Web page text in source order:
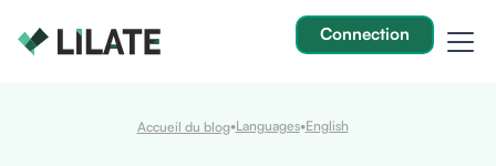
Connection
Accueil du blog•Languages•English